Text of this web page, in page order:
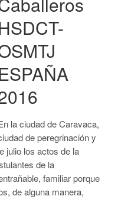
la ciudad de Caravaca,
de peregrinación y
julio los actos de la
de la
familiar porque
de alguna manera,